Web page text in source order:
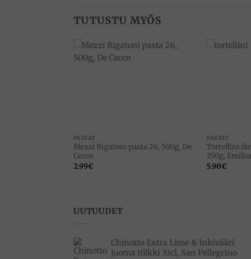
TUTUSTU MYÖS
PASTAT
Mezzi Rigatoni pasta 26, 500g, De
Cecco
2.99€
PASTAT
Tortellini
250g,
5.90€
UUTUUDET
Chinotto Extra Lime & Inkivääri
juoma tölkki 33cl, San Pellegrino